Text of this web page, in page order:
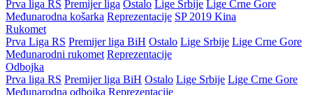
Prva liga RS Premijer liga Ostalo Lige Srbije Lige Crne Gore
Međunarodna košarka Reprezentacije SP 2019 Kina
Rukomet
Prva Liga RS Premijer liga BiH Ostalo Lige Srbije Lige Crne Gore
Međunarodni rukomet Reprezentacije
Odbojka
Prva liga RS Premijer liga BiH Ostalo Lige Srbije Lige Crne Gore
Međunarodna odbojka Reprezentacije